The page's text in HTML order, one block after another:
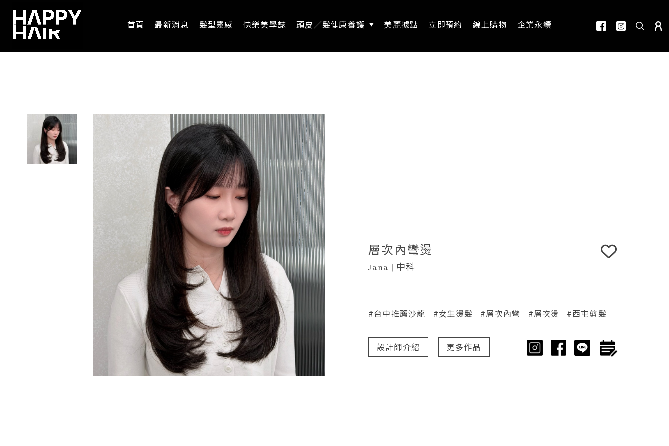
首頁 最新消息 髮型靈感 快樂美學誌 頭皮／髮健康養護 美麗據點 立即預約 線上購物 企業永續
層次內彎燙
Jana | 中科
#台中推薦沙龍 #女生燙髮 #層次內彎 #層次燙 #西屯剪髮
設計師介紹 更多作品